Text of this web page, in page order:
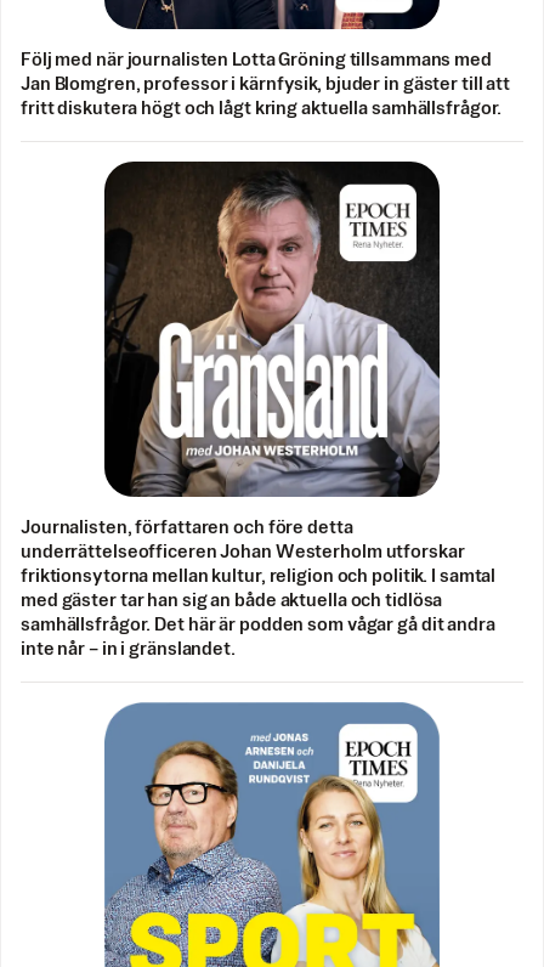
Följ med när journalisten Lotta Gröning tillsammans med
Jan Blomgren, professor i kärnfysik, bjuder in gäster till att
fritt diskutera högt och lågt kring aktuella samhällsfrågor.
Journalisten, författaren och före detta
underrättelseofficeren Johan Westerholm utforskar
friktionsytorna mellan kultur, religion och politik. I samtal
med gäster tar han sig an både aktuella och tidlösa
samhällsfrågor. Det här är podden som vågar gå dit andra
inte når – in i gränslandet.